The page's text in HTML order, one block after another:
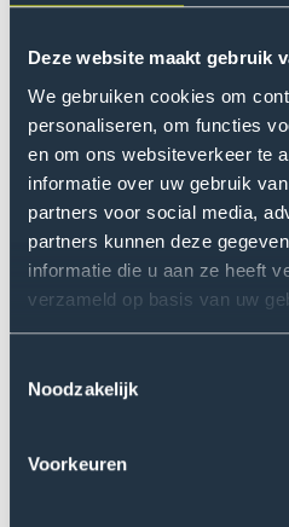
Deze website maakt gebruik
We gebruiken cookies om
personaliseren, om functies
en om ons websiteverkeer te
informatie over uw gebruik
partners voor social media,
partners kunnen deze
informatie die u aan ze heeft
verzameld op basis van uw
Noodzakelijk
Voorkeuren
Doelgroep
Het project ondersteunt alle
van De Haagse door
inclusiviteit en sterkere
bevorderen. Daarnaast
voor met vaardigheden in
waardevol zijn in
contexten.
Methode
Fora voor het delen van